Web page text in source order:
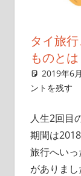
タイ旅
ものとは
2019年6
ントを残す
人生2回目
期間は
旅行へい
がありま